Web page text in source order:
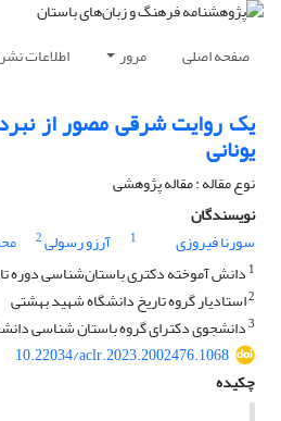
صفحه اصلی مرور اطلاعات
یک روایت شرقی مصور از
یونانی
نوع مقاله : مقاله پژوهشی
نویسندگان
سورنا فیروزی
1 آرزو رسولی2
1دانش آموخته دکتری باستان‌شناسی دوره
2استادیار گروه تاریخ دانشگاه شهید بهشتی
3دانشجوی دکترای گروه باستان شناسی
10.22034/aclr.2023.2002476.1068
چکیده